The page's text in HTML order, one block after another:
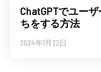
ChatGPTでユー
ちをする方法
2024年1月22日